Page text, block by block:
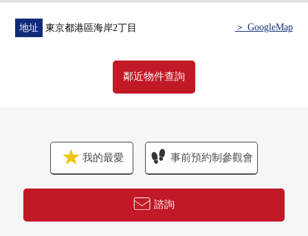
房屋的詳細、需討論是如感興趣,歡迎請隨時聯繫我們。
地址 東京都港區海岸2丁目 ＞ GoogleMap
鄰近物件查詢
我的最愛 事前預約制參觀會
諮詢